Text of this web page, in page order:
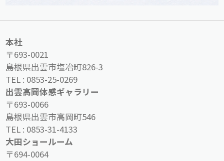
本社
〒693-0021
島根県出雲市塩冶町826-3
TEL : 0853-25-0269
出雲高岡体感ギャラリー
〒693-0066
島根県出雲市高岡町546
TEL : 0853-31-4133
大田ショールーム
〒694-0064